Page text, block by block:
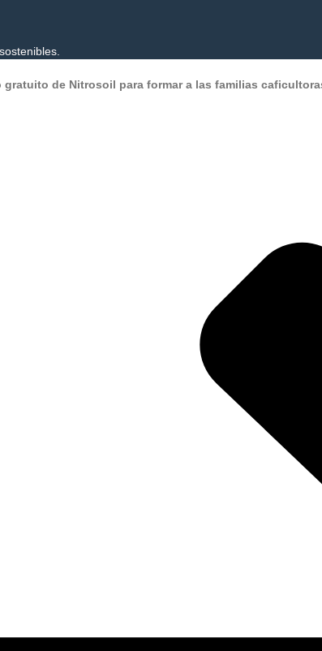
gratuito de Nitrosoil para formar a las familias